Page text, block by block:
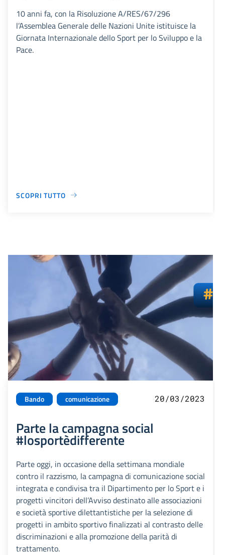
10 anni fa, con la Risoluzione A/RES/67/296
l’Assemblea Generale delle Nazioni Unite istituisce la
Giornata Internazionale dello Sport per lo Sviluppo e la
Pace.
SCOPRI TUTTO
Bando comunicazione 20/03/2023
Parte la campagna social
#losportèdifferente
Parte oggi, in occasione della settimana mondiale
contro il razzismo, la campagna di comunicazione social
integrata e condivisa tra il Dipartimento per lo Sport e i
progetti vincitori dell’Avviso destinato alle associazioni
e società sportive dilettantistiche per la selezione di
progetti in ambito sportivo finalizzati al contrasto delle
discriminazioni e alla promozione della parità di
trattamento.